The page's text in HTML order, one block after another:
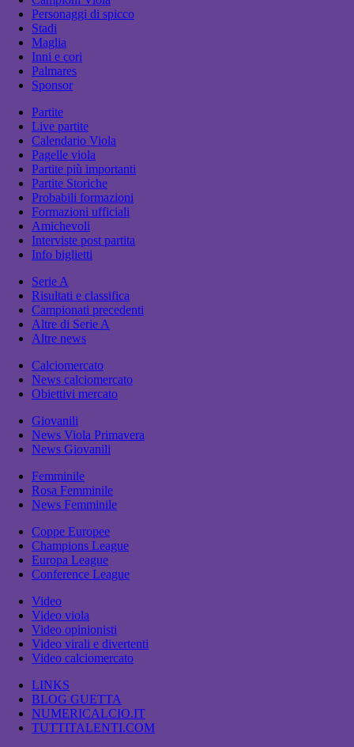
Personaggi di spicco
Stadi
Maglia
Inni e cori
Palmares
Sponsor
Partite
Live partite
Calendario Viola
Pagelle viola
Partite più importanti
Partite Storiche
Probabili formazioni
Formazioni ufficiali
Amichevoli
Interviste post partita
Info biglietti
Serie A
Risultati e classifica
Campionati precedenti
Altre di Serie A
Altre news
Calciomercato
News calciomercato
Obiettivi mercato
Giovanili
News Viola Primavera
News Giovanili
Femminile
Rosa Femminile
News Femminile
Coppe Europee
Champions League
Europa League
Conference League
Video
Video viola
Video opinionisti
Video virali e divertenti
Video calciomercato
LINKS
BLOG GUETTA
NUMERICALCIO.IT
TUTTITALENTI.COM